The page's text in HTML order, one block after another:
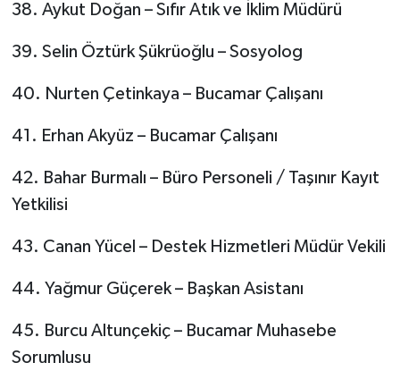
38. Aykut Doğan – Sıfır Atık ve İklim Müdürü
39. Selin Öztürk Şükrüoğlu – Sosyolog
40. Nurten Çetinkaya – Bucamar Çalışanı
41. Erhan Akyüz – Bucamar Çalışanı
42. Bahar Burmalı – Büro Personeli / Taşınır Kayıt
Yetkilisi
43. Canan Yücel – Destek Hizmetleri Müdür Vekili
44. Yağmur Güçerek – Başkan Asistanı
45. Burcu Altunçekiç – Bucamar Muhasebe
Sorumlusu